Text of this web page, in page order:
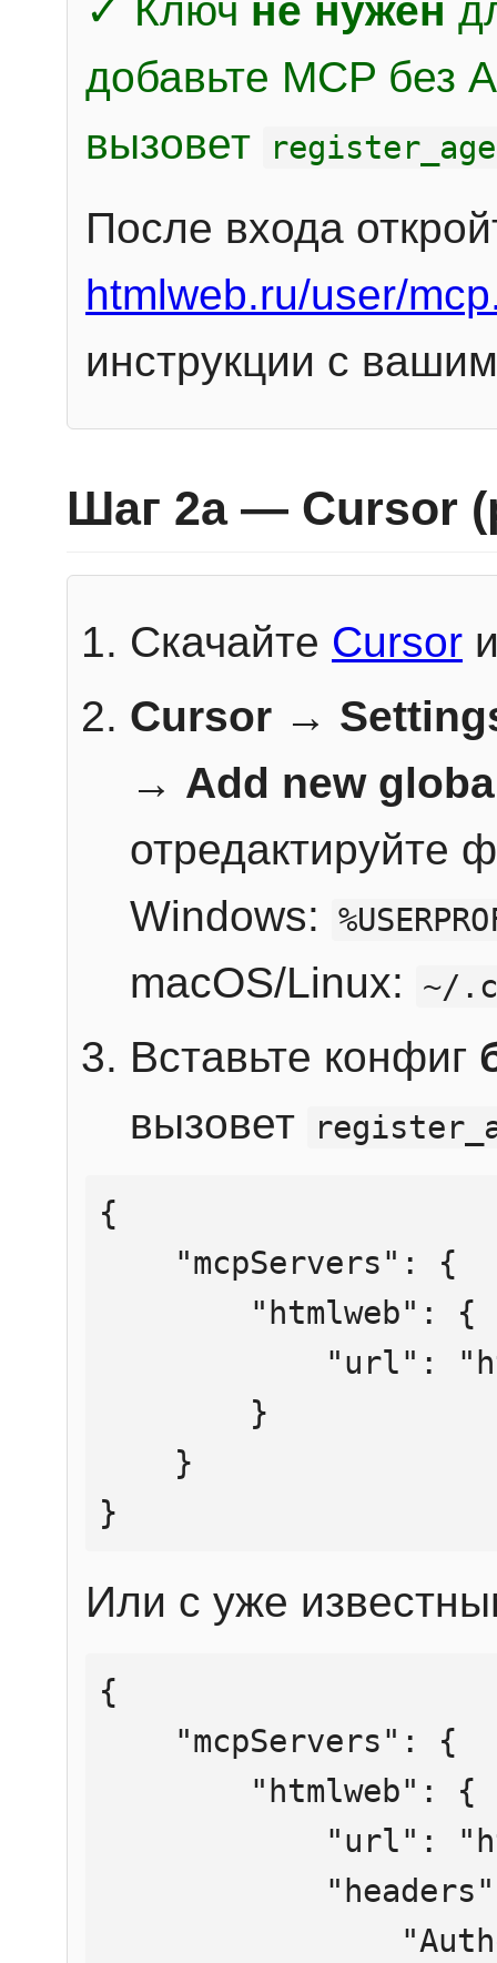
✓ Ключ не нужен
добавьте MCP без
вызовет
После входа
htmlweb.ru/user/
инструкции с
Шаг 2a — Cursor
Скачайте Cursor
Cursor →
→ Add new
отредактируйте
Windows:
macOS/Linux: ~/
Вставьте конфиг
вызовет
{
}
Или с уже
{